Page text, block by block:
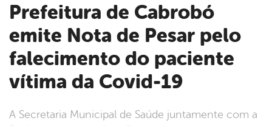
Prefeitura de Cabrobó
emite Nota de Pesar pelo
falecimento do paciente
vítima da Covid-19
A Secretaria Municipal de Saúde juntamente com a